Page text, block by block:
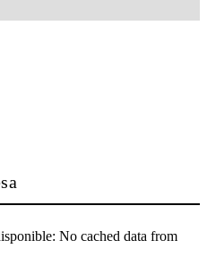
No cached data from